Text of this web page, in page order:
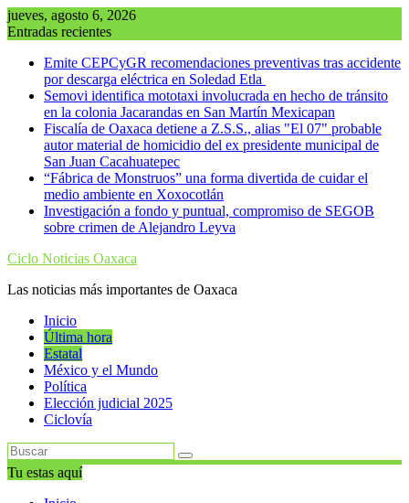
Saltar
al
jueves, agosto 6, 2026
Entradas recientes
Emite CEPCyGR recomendaciones preventivas tras accidente
por descarga eléctrica en Soledad Etla
Semovi identifica mototaxi involucrada en hecho de tránsito
en la colonia Jacarandas en San Martín Mexicapan
Fiscalía de Oaxaca detiene a Z.S.S., alias "El 07" probable
autor material de homicidio del ex presidente municipal de
San Juan Cacahuatepec
“Fábrica de Monstruos” una forma divertida de cuidar el
medio ambiente en Xoxocotlán
Investigación a fondo y puntual, compromiso de SEGOB
sobre crimen de Alejandro Leyva
Ciclo Noticias Oaxaca
Las noticias más importantes de Oaxaca
Inicio
Última hora
Estatal
México y el Mundo
Política
Elección judicial 2025
Ciclovía
Tu estas aquí